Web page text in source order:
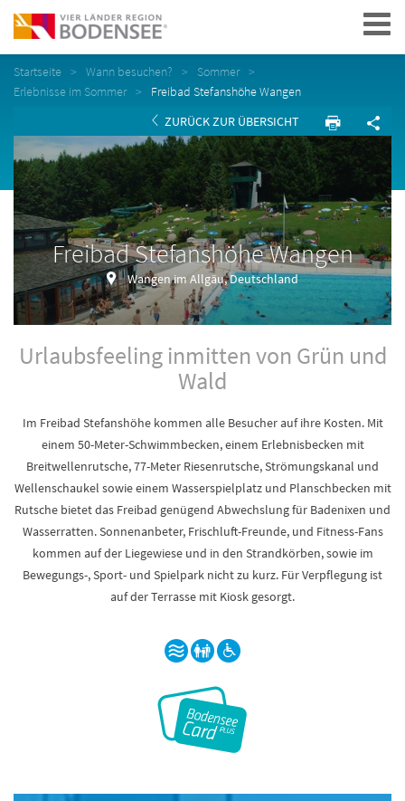
Navigation
Startseite Wann besuchen?
Sommer
Erlebnisse im Sommer
Freibad Stefanshöhe Wangen
ZURÜCK ZUR ÜBERSICHT
Freibad Stefanshöhe Wangen
Wangen im Allgäu, Deutschland
Urlaubsfeeling inmitten von Grün und
Wald
Im Freibad Stefanshöhe kommen alle Besucher auf ihre Kosten. Mit
einem 50-Meter-Schwimmbecken, einem Erlebnisbecken mit
Breitwellenrutsche, 77-Meter Riesenrutsche, Strömungskanal und
Wellenschaukel sowie einem Wasserspielplatz und Planschbecken mit
Rutsche bietet das Freibad genügend Abwechslung für Badenixen und
Wasserratten. Sonnenanbeter, Frischluft-Freunde, und Fitness-Fans
kommen auf der Liegewiese und in den Strandkörben, sowie im
Bewegungs-, Sport- und Spielpark nicht zu kurz. Für Verpflegung ist
auf der Terrasse mit Kiosk gesorgt.